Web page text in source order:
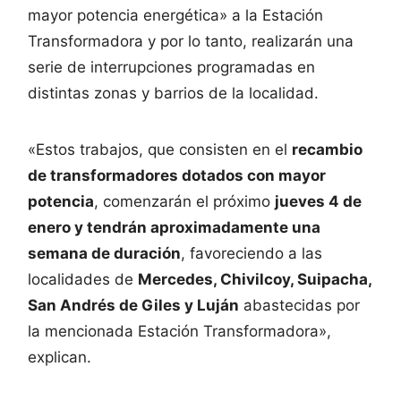
mayor potencia energética» a la Estación
Transformadora y por lo tanto, realizarán una
serie de interrupciones programadas en
distintas zonas y barrios de la localidad.
«Estos trabajos, que consisten en el recambio
de transformadores dotados con mayor
potencia, comenzarán el próximo jueves 4 de
enero y tendrán aproximadamente una
semana de duración, favoreciendo a las
localidades de Mercedes, Chivilcoy, Suipacha,
San Andrés de Giles y Luján abastecidas por
la mencionada Estación Transformadora»,
explican.